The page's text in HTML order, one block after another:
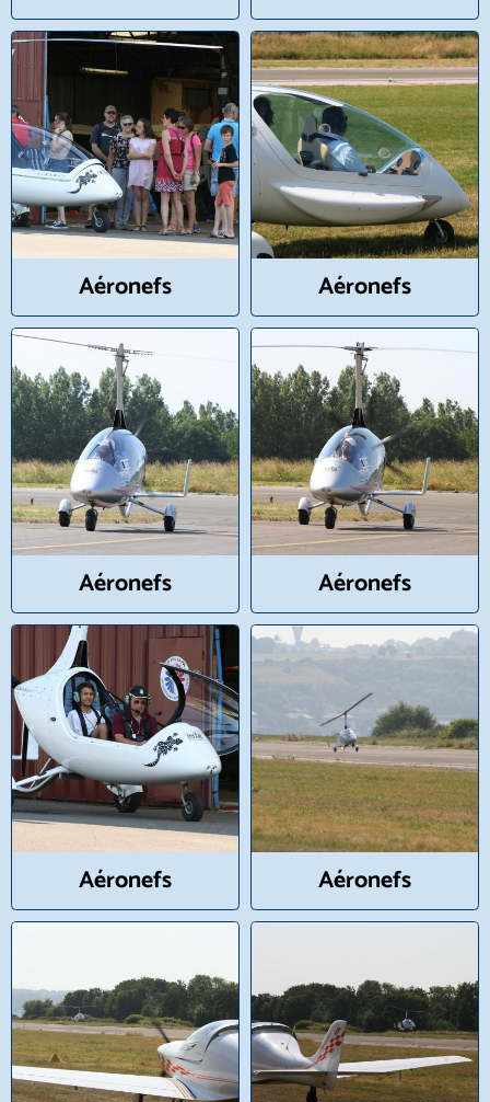
Aéronefs Aéronefs
Aéronefs Aéronefs
Aéronefs Aéronefs